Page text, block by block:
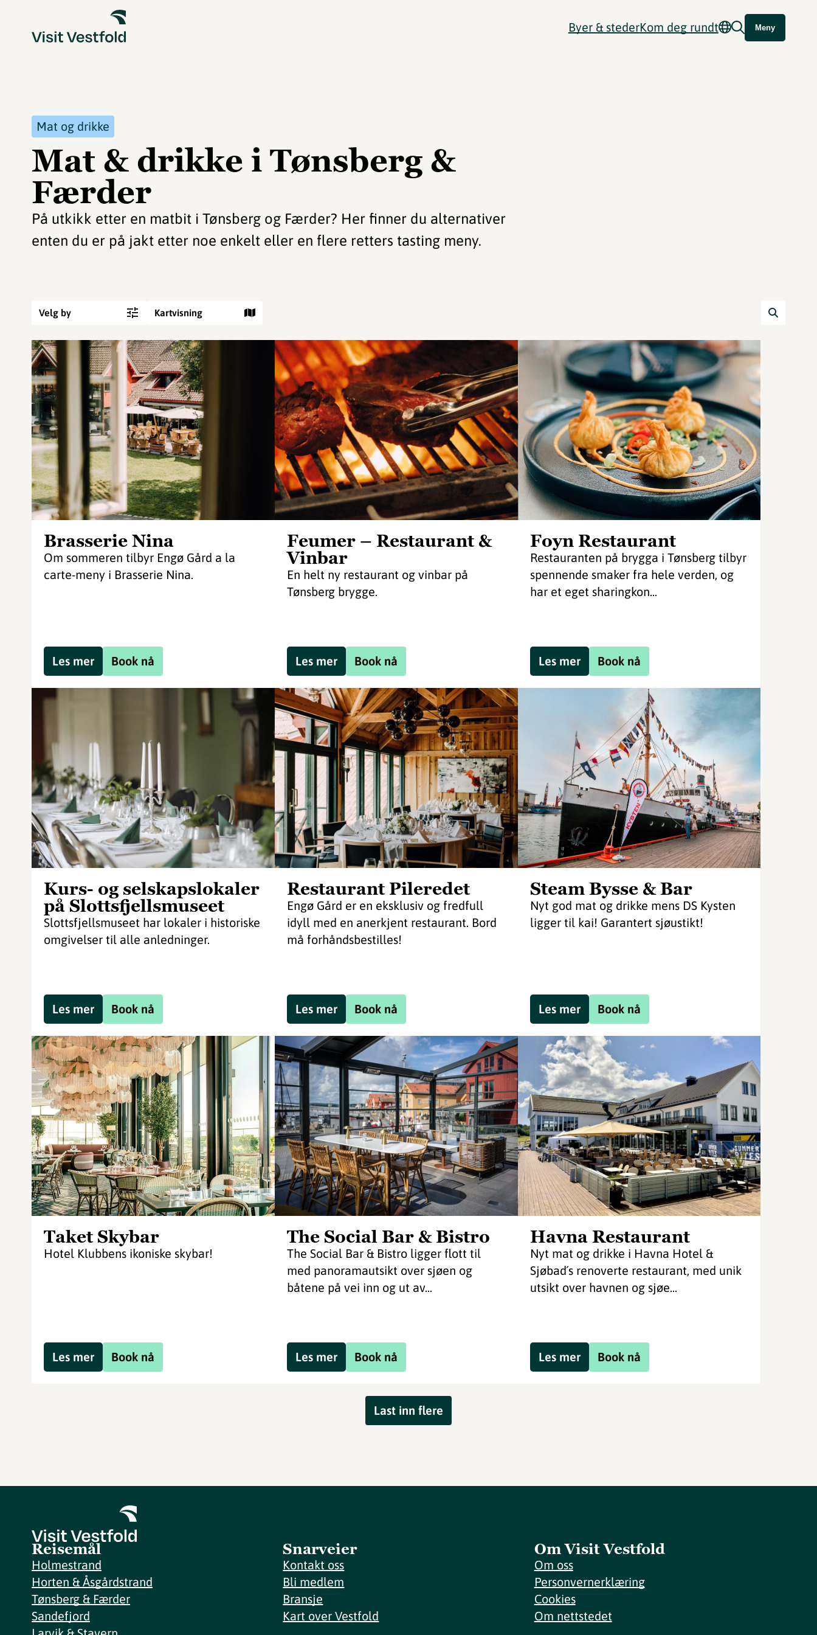
Byer & stederKom deg rundt Meny
Mat og drikke
Mat & drikke i Tønsberg &
Færder
På utkikk etter en matbit i Tønsberg og Færder? Her finner du alternativer
enten du er på jakt etter noe enkelt eller en flere retters tasting meny.
Velg by Kartvisning
Brasserie Nina
Om sommeren tilbyr Engø Gård a la
carte-meny i Brasserie Nina.
Book nå
Les mer
Feumer – Restaurant &
Vinbar
En helt ny restaurant og vinbar på
Tønsberg brygge.
Book nå
Les mer
Foyn Restaurant
Restauranten på brygga i Tønsberg tilbyr
spennende smaker fra hele verden, og
har et eget sharingkon...
Book nå
Les mer
Kurs- og selskapslokaler
på Slottsfjellsmuseet
Slottsfjellsmuseet har lokaler i historiske
omgivelser til alle anledninger.
Book nå
Les mer
Restaurant Pileredet
Engø Gård er en eksklusiv og fredfull
idyll med en anerkjent restaurant. Bord
må forhåndsbestilles!
Book nå
Les mer
Steam Bysse & Bar
Nyt god mat og drikke mens DS Kysten
ligger til kai! Garantert sjøustikt!
Book nå
Les mer
Taket Skybar
Hotel Klubbens ikoniske skybar!
Book nå
Les mer
The Social Bar & Bistro
The Social Bar & Bistro ligger flott til
med panoramautsikt over sjøen og
båtene på vei inn og ut av...
Book nå
Les mer
Havna Restaurant
Nyt mat og drikke i Havna Hotel &
Sjøbad´s renoverte restaurant, med unik
utsikt over havnen og sjøe...
Book nå
Les mer
Last inn flere
Reisemål
Holmestrand
Horten & Åsgårdstrand
Tønsberg & Færder
Sandefjord
Snarveier
Kontakt oss
Bli medlem
Bransje
Kart over Vestfold
Om Visit Vestfold
Om oss
Personvernerklæring
Cookies
Om nettstedet